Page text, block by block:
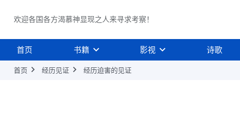
欢迎各国各方渴慕神显现之人来寻求考察！
首页 书籍 影视 诗歌
首页 经历见证 经历迫害的见证